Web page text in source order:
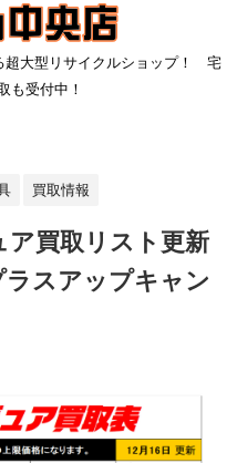
超大型リサイクルショップ！ 宅
も受付中！
買取情報
買取リスト更新
ラスアップキャン